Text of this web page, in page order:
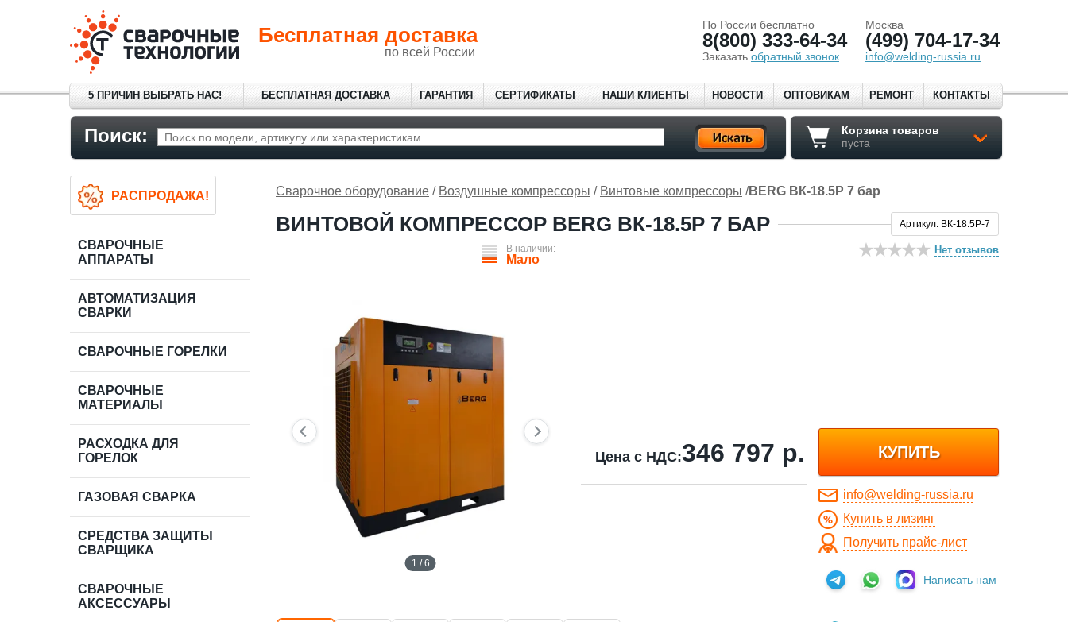
Бесплатная доставка
по всей России
По России бесплатно
8(800) 333-64-34
Заказать обратный звонок
Москва
(499) 704-17-34
info@welding-russia.ru
5 ПРИЧИН ВЫБРАТЬ НАС! БЕСПЛАТНАЯ ДОСТАВКА ГАРАНТИЯ СЕРТИФИКАТЫ НАШИ КЛИЕНТЫ НОВОСТИ ОПТОВИКАМ РЕМОНТ КОНТАКТЫ
Поиск:
Корзина товаров
пуста
Сварочное оборудование / Воздушные компрессоры / Винтовые компрессоры /BERG ВК-18.5Р 7 бар
ВИНТОВОЙ КОМПРЕССОР BERG ВК-18.5Р 7 БАР
Нет отзывов
Артикул: ВК-18.5Р-7
В наличии:
Мало
1 / 6
Цена с НДС:346 797 р. КУПИТЬ
info@welding-russia.ru
Купить в лизинг
Получить прайс-лист
Написать нам
РАСПРОДАЖА!
СВАРОЧНЫЕ
АППАРАТЫ
АВТОМАТИЗАЦИЯ
СВАРКИ
СВАРОЧНЫЕ ГОРЕЛКИ
СВАРОЧНЫЕ
МАТЕРИАЛЫ
РАСХОДКА ДЛЯ
ГОРЕЛОК
ГАЗОВАЯ СВАРКА
СРЕДСТВА ЗАЩИТЫ
СВАРЩИКА
СВАРОЧНЫЕ
АКСЕССУАРЫ